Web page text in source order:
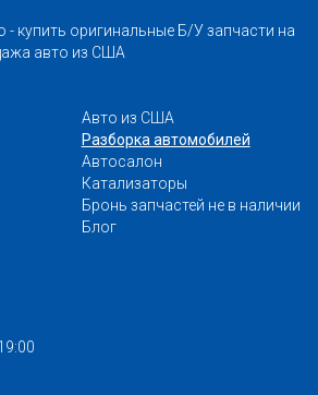
- купить оригинальные Б/У запчасти на
авто из США
Авто из США
Разборка автомобилей
Автосалон
Катализаторы
Бронь запчастей не в наличии
Блог